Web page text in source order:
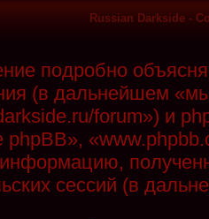
Russian Darkside -
подробно
(в дальнейшем
forum») и
phpBB»,
сессий (в